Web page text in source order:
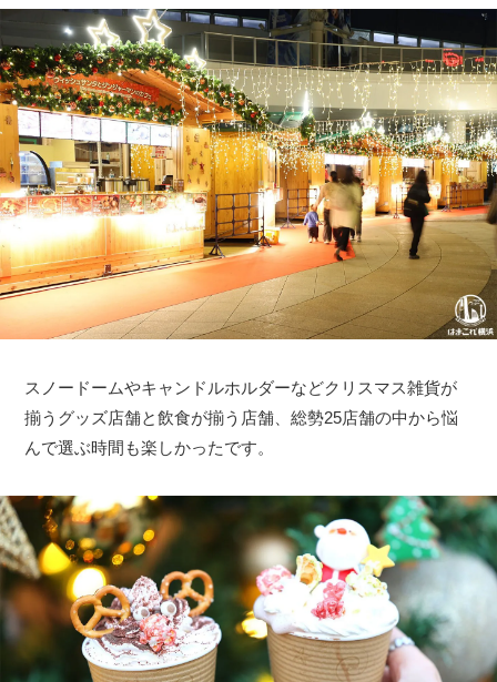
スノードームやキャンドルホルダーなどクリスマス雑貨が
揃うグッズ店舗と飲食が揃う店舗、総勢25店舗の中から悩
んで選ぶ時間も楽しかったです。